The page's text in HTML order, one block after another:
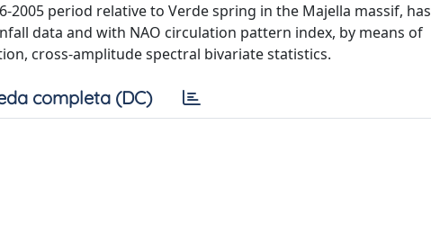
period relative to Verde spring in the Majella massif, has
data and with NAO circulation pattern index, by means of
cross-amplitude spectral bivariate statistics.
completa (DC)